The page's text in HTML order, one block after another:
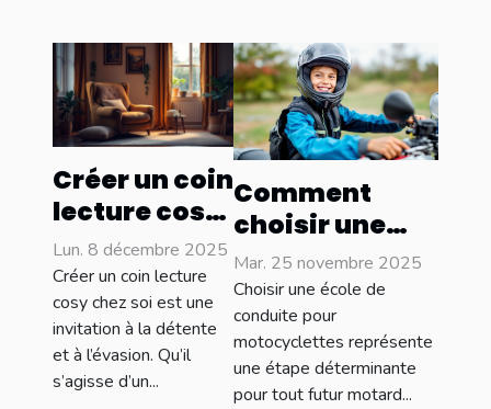
Créer un coin
lecture cosy
: idées et
inspirations
Lun. 8 décembre 2025
Créer un coin lecture
cosy chez soi est une
invitation à la détente
et à l’évasion. Qu’il
s’agisse d’un...
Comment
choisir une
école de
conduite pour
motocyclettes
: conseils clés
Mar. 25 novembre 2025
Choisir une école de
conduite pour
motocyclettes représente
une étape déterminante
pour tout futur motard...